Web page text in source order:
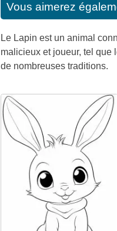
Vous aimerez
Le Lapin est un animal
malicieux et joueur, tel que
de nombreuses traditions.